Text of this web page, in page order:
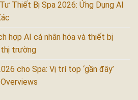
Thiết Bị Spa 2026: Ứng Dụng AI
hợp AI cá nhân hóa và thiết bị
thị trường
cho Spa: Vị trí top ‘gần đây’